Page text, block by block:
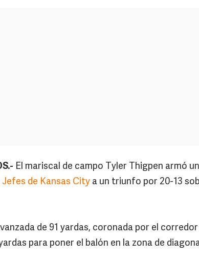
El mariscal de campo Tyler Thigpen armó
Jefes de Kansas City a un triunfo por 20-13
de 91 yardas, coronada por el
para poner el balón en la zona de